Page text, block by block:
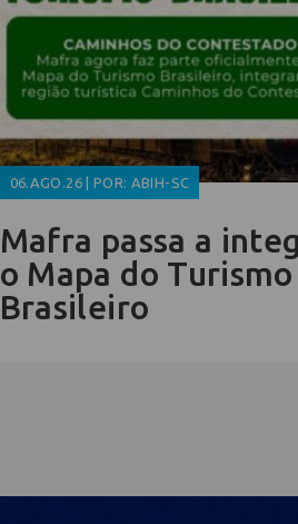
06.AGO.26 | POR: ABIH-SC
Mafra passa a
o Mapa do Turismo
Brasileiro